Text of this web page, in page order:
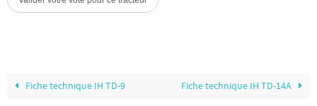
Fiche technique IH TD-9 Fiche technique IH TD-14A